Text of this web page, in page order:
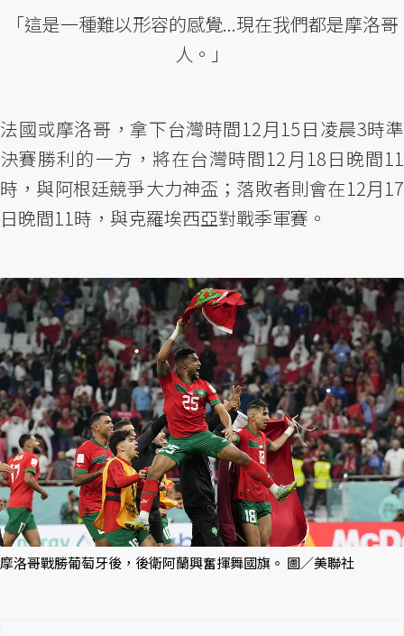
「這是一種難以形容的感覺...現在我們都是摩洛哥
人。」
法國或摩洛哥，拿下台灣時間12月15日凌晨3時準
決賽勝利的一方，將在台灣時間12月18日晚間11
時，與阿根廷競爭大力神盃；落敗者則會在12月17
日晚間11時，與克羅埃西亞對戰季軍賽。
摩洛哥戰勝葡萄牙後，後衛阿蘭興奮揮舞國旗。 圖／美聯社